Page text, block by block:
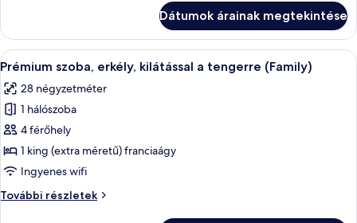
sea
view
view
további
részletei
Dátumok árainak megtekintése
A
következő
szoba
összes
képének
megtekintése:
Prémium
erkély,
Egy modern szállodai szoba,
5
Prémium szoba, erkély, kilátással a tengerre (Family)
28 négyzetméter
1 hálószoba
4 férőhely
1 king (extra méretű) franciaágy
Ingyenes wifi
További részletek
Prémium